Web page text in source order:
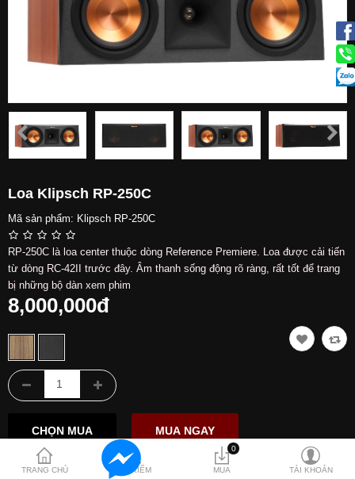
Tai nghe
Hỗ trợ
TRANG CHỦ TÌM KIẾM
0
MUA TÀI KHOẢN
Loa Klipsch RP-250C
Mã sản phẩm: Klipsch RP-250C
RP-250C là loa center thuộc dòng Reference Premiere. Loa được cải tiến
từ dòng RC-42II trước đây. Âm thanh sống động rõ ràng, rất tốt để trang
bị những bộ dàn xem phim
8,000,000đ